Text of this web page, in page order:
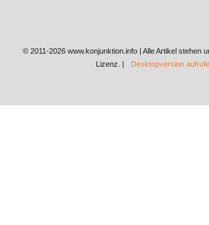
© 2011-2026 www.konjunktion.info | Alle Artikel stehen
Lizenz. |
Desktopversion